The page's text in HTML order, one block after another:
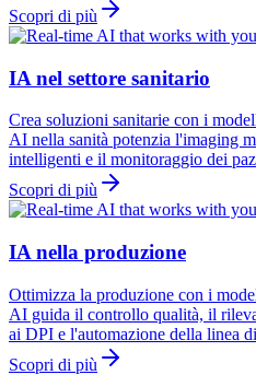
Scopri di più
IA nel settore sanitario
Crea soluzioni sanitarie con i
AI nella sanità potenzia l'imaging
intelligenti e il monitoraggio dei
Scopri di più
IA nella produzione
Ottimizza la produzione con i
AI guida il controllo qualità, il
ai DPI e l'automazione della linea
Scopri di più